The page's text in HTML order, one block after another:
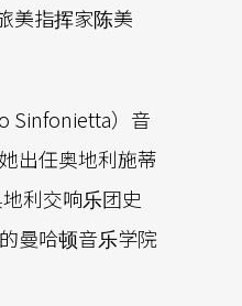
美指挥家陈美
Sinfonietta）音
出任奥地利施蒂
利交响乐团史
曼哈顿音乐学院